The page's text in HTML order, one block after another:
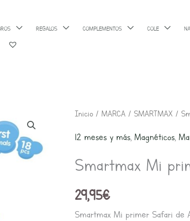
REGALOS COMPLEMENTOS COLE
Inicio / MARCA / SMARTMAX /
12 meses y más, Magnéticos,
Smartmax Mi
29,95€
Smartmax Mi primer Safari de